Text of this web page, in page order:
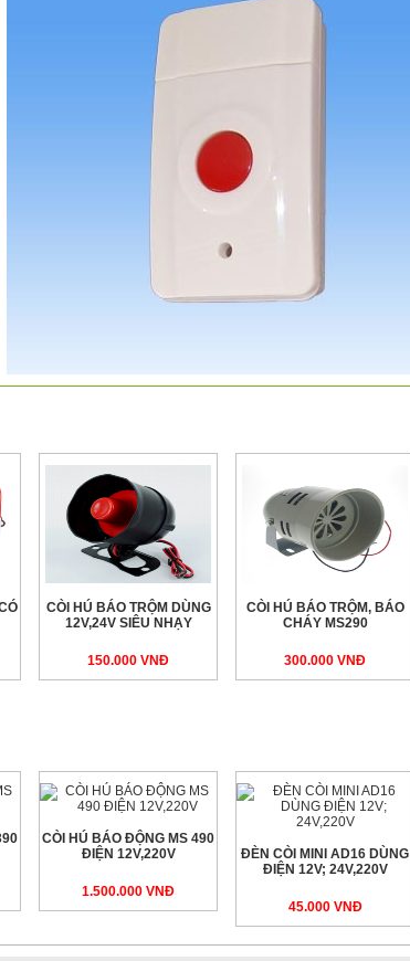
CÒI HÚ BÁO TRỘM DÙNG
12V,24V SIÊU NHẠY
150.000 VNÐ
CÒI HÚ BÁO TRỘM, BÁO
CHÁY MS290
300.000 VNÐ
CÒI HÚ BÁO ĐỘNG MS 490
ĐIỆN 12V,220V
1.500.000 VNÐ
ĐÈN CÒI MINI AD16 DÙNG
ĐIỆN 12V; 24V,220V
45.000 VNÐ